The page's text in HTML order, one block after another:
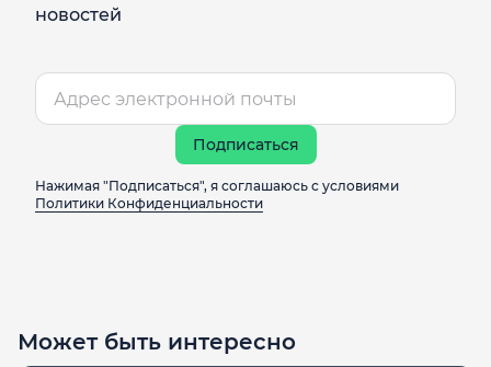
новостей
Подписаться
Нажимая "Подписаться", я соглашаюсь с условиями
Политики Конфиденциальности
Может быть интересно